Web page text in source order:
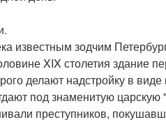
известным зодчим
XIX столетия здание
делают надстройку в
под знаменитую царскую
преступников,